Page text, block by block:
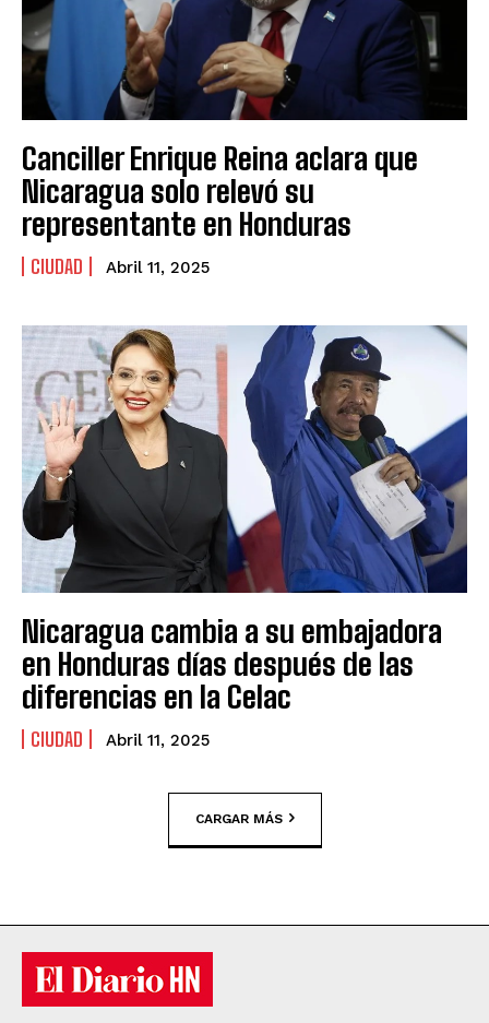
Canciller Enrique Reina aclara que
Nicaragua solo relevó su
representante en Honduras
CIUDAD Abril 11, 2025
Nicaragua cambia a su embajadora
en Honduras días después de las
diferencias en la Celac
CIUDAD Abril 11, 2025
CARGAR MÁS